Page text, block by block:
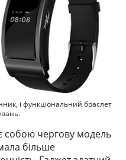
і функціональний браслет
собою чергову модель
більше